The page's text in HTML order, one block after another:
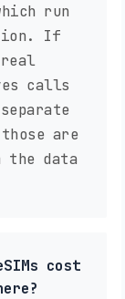
run
If
calls
those are
the data
cost